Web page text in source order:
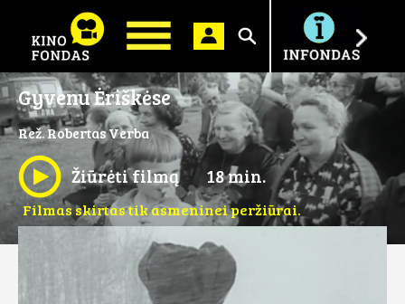
Ieškoti
Gyvenu Ėriškėse
Rež. Robertas Verba
Žiūrėti filmą 18 min.
Filmas skirtas tik asmeninei peržiūrai.